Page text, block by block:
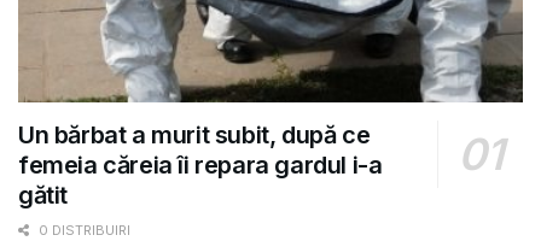
Un bărbat a murit subit, după ce
femeia căreia îi repara gardul i-a
gătit
0 DISTRIBUIRI